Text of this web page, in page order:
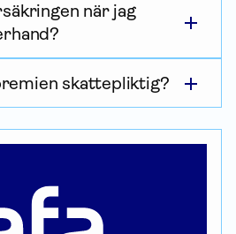
när jag
skattepliktig?